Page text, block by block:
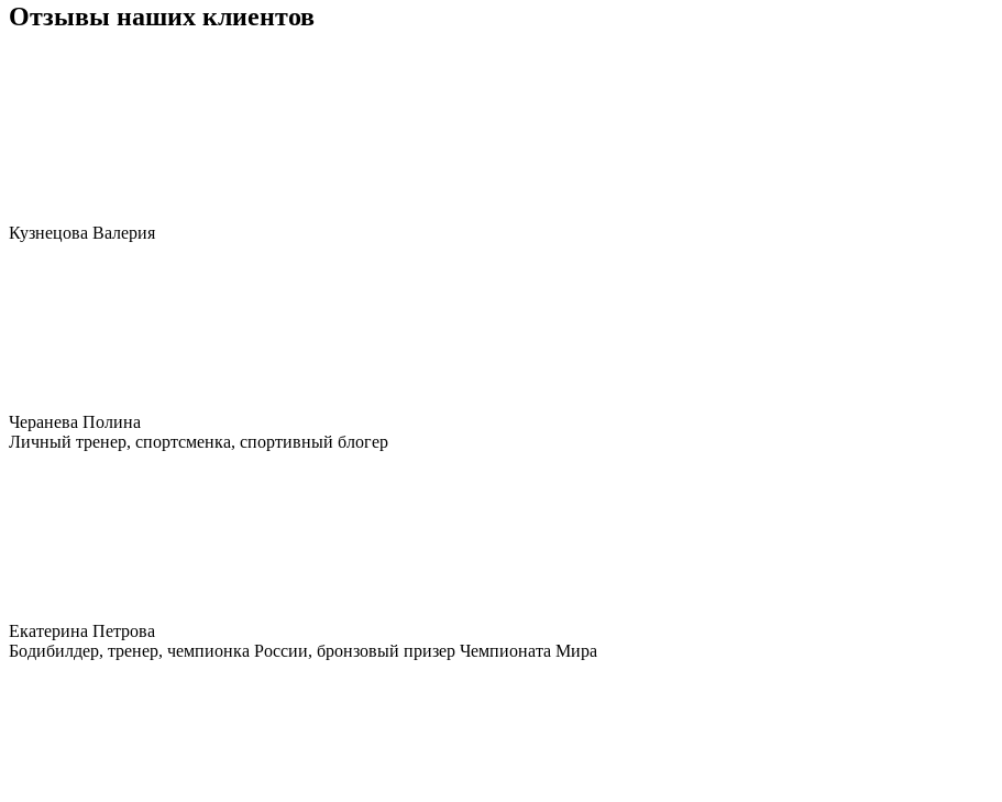
Отзывы наших клиентов
Кузнецова Валерия
Черанева Полина
Личный тренер, спортсменка, спортивный блогер
Екатерина Петрова
Бодибилдер, тренер, чемпионка России, бронзовый призер Чемпионата Мира